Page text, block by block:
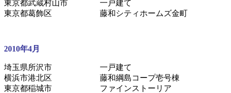
東京都武蔵村山市 一戸建て
東京都葛飾区 藤和シティホームズ金町
2010年4月
埼玉県所沢市 一戸建て
横浜市港北区 藤和綱島コープ壱号棟
東京都稲城市 ファインストーリア